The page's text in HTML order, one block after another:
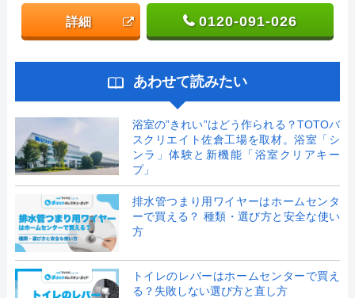
詳細 0120-091-026
あわせて読みたい
浴室の”きれい”はどう作られる？TOTOバ
スクリエイト佐倉工場を取材。浴室「シ
ンラ」体験と新機能「浴室クリアキー
プ」
排水管つまり用ワイヤーはホームセンタ
ーで買える？ 種類・選び方と安全な使い
方
トイレのレバーはホームセンターで買え
る？失敗しない選び方と直し方